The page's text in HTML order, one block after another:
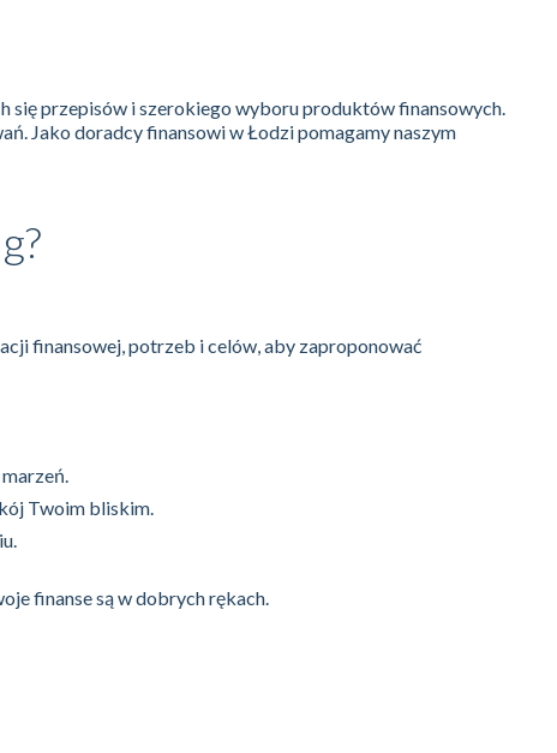
się przepisów i szerokiego wyboru produktów finansowych.
Jako doradcy finansowi w Łodzi pomagamy naszym
finansowej, potrzeb i celów, aby zaproponować
Twoim bliskim.
finanse są w dobrych rękach.